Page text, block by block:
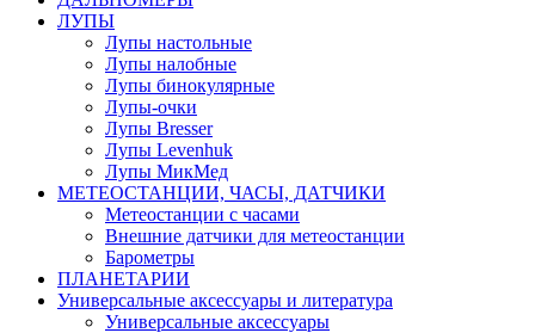
ЛУПЫ
Лупы настольные
Лупы налобные
Лупы бинокулярные
Лупы-очки
Лупы Bresser
Лупы Levenhuk
Лупы МикМед
МЕТЕОСТАНЦИИ, ЧАСЫ, ДАТЧИКИ
Метеостанции с часами
Внешние датчики для метеостанции
Барометры
ПЛАНЕТАРИИ
Универсальные аксессуары и литература
Универсальные аксессуары